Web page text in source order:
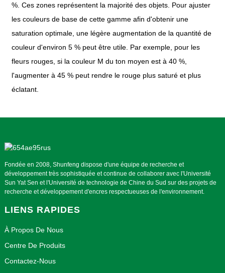
%. Ces zones représentent la majorité des objets. Pour ajuster
les couleurs de base de cette gamme afin d'obtenir une
saturation optimale, une légère augmentation de la quantité de
couleur d'environ 5 % peut être utile. Par exemple, pour les
fleurs rouges, si la couleur M du ton moyen est à 40 %,
l'augmenter à 45 % peut rendre le rouge plus saturé et plus
éclatant.
Fondée en 2008, Shunfeng dispose d'une équipe de recherche et
développement très sophistiquée et continue de collaborer avec l'Université
Sun Yat Sen et l'Université de technologie de Chine du Sud sur des projets de
recherche et développement d'encres respectueuses de l'environnement.
LIENS RAPIDES
À Propos De Nous
Centre De Produits
Contactez-Nous